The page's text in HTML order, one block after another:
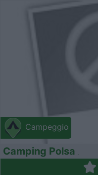
Campeggio
Camping Polsa